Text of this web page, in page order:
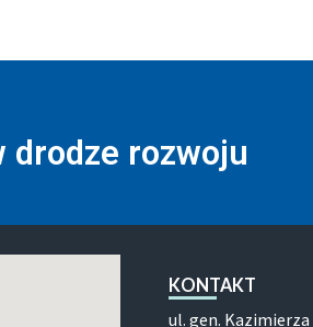
rozwoju
KONTAKT
ul. gen.